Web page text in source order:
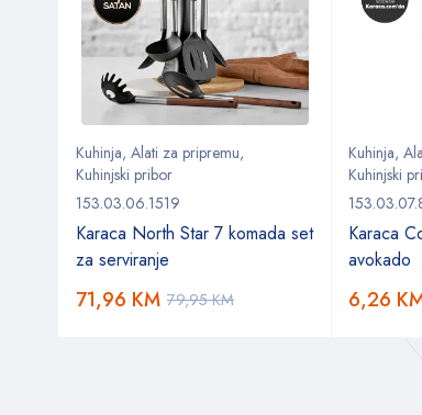
Kuhinja, Alati za pripremu,
Kuhinjski pribor
153.03.06.1519
Karaca North Star 7 komada set
za serviranje
79,95KM
71,96 KM
Kuhinja,
Kuhinjski
Karaca
avokado
6,26